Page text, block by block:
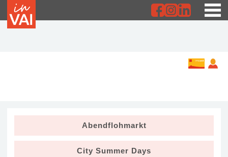
Abendflohmarkt
City Summer Days